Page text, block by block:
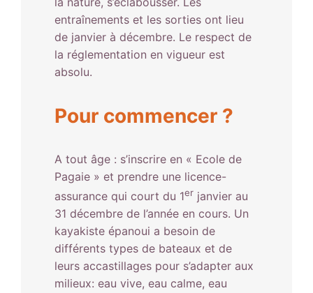
entraînements et les sorties ont lieu
de janvier à décembre. Le respect de
la réglementation en vigueur est
absolu.
Pour commencer ?
A tout âge : s’inscrire en « Ecole de
Pagaie » et prendre une licence-
assurance qui court du 1erjanvier au
31 décembre de l’année en cours. Un
kayakiste épanoui a besoin de
différents types de bateaux et de
leurs accastillages pour s’adapter aux
milieux: eau vive, eau calme, eau